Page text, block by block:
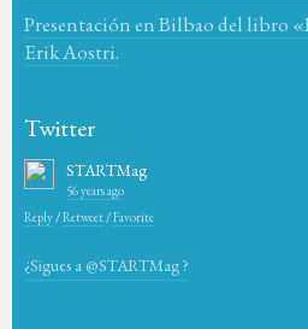
Presentación en Bilbao del libro
Erik Aostri.
Twitter
STARTMag
56 years ago
Reply/Retweet/Favorite
¿Sigues a @STARTMag ?